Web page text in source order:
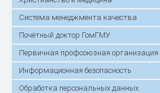
Система менеджмента качества
Почётный доктор ГомГМУ
Первичная профсоюзная организация
Информационная безопасность
Обработка персональных данных